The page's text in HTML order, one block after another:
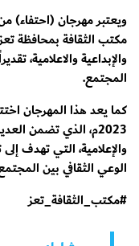
ويعتبر مهرجان (احتفاء)
مكتب الثقافة بمحافظة
والإبداعية والاعلامية،
المجتمع.
كما يعد هذا المهرجان
2023م، الذي تضمن
والإعلامية، التي تهدف
الوعي الثقافي بين
#مكتب_الثقافة_تعز